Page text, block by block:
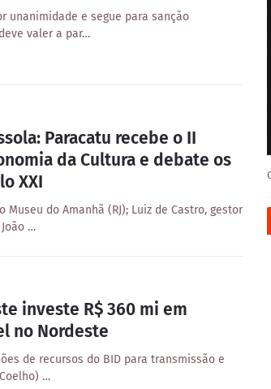
unanimidade e segue para sanção
valer a par…
Paracatu recebe o II
da Cultura e debate os
XXI
Museu do Amanhã (RJ); Luiz de Castro, gestor
…
investe R$ 360 mi em
no Nordeste
de recursos do BID para transmissão e
…